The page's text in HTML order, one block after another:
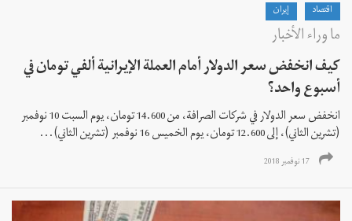
اقتصاد إيران
ما وراء الأخبار
كيف انخفض سعر الدولار أمام العملة الإيرانية ألفي تومان في
أسبوع واحد؟
انخفض سعر الدولار في شركات الصرافة، من 14.600 تومان، يوم السبت 10 نوفمبر
(تشرين الثاني)، إلى 12.600 تومان، يوم الخميس 16 نوفمبر (تشرين الثاني)...
17 نوفمبر 2018